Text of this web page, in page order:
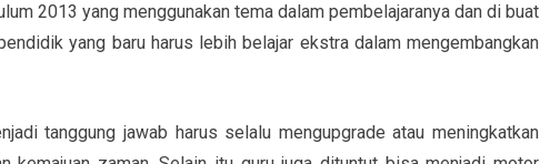
2013 yang menggunakan tema dalam pembelajaranya dan di buat
yang baru harus lebih belajar ekstra dalam mengembangkan
tanggung jawab harus selalu mengupgrade atau meningkatkan